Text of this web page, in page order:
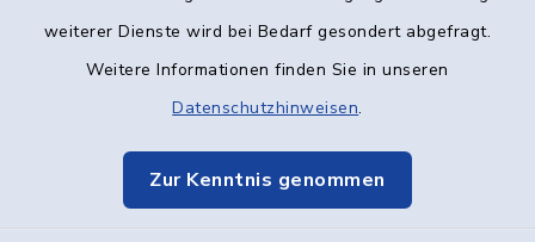
weiterer Dienste wird bei Bedarf gesondert abgefragt.
Weitere Informationen finden Sie in unseren
Datenschutzhinweisen.
Zur Kenntnis genommen
Datenschutz
Elektronische Kommunikation